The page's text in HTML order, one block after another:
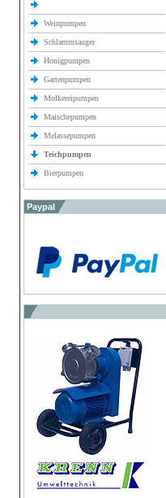
Weinpumpen
Schlammsauger
Honigpumpen
Gartenpumpen
Molkereipumpen
Maischepumpen
Melassepumpen
Teichpumpen
Bierpumpen
Paypal